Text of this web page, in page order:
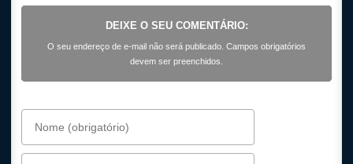
DEIXE O SEU COMENTÁRIO:
O seu endereço de e-mail não será publicado. Campos obrigatórios
devem ser preenchidos.